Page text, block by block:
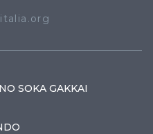
SOKA GAKKAI